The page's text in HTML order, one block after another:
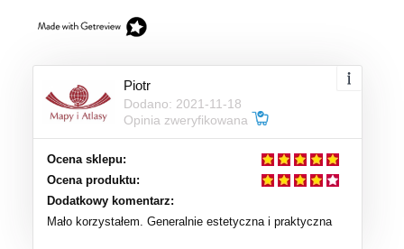
Piotr
Dodano: 2021-11-18
Opinia zweryfikowana
Ocena sklepu:
Ocena produktu:
Dodatkowy komentarz:
Mało korzystałem. Generalnie estetyczna i praktyczna